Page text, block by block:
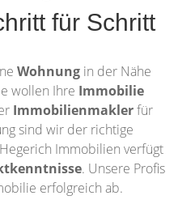
für Schritt
Wohnung in der Nähe
wollen Ihre Immobilie
Immobilienmaklerfür
sind wir der richtige
Immobilien verfügt
. Unsere Profis
erfolgreich ab.